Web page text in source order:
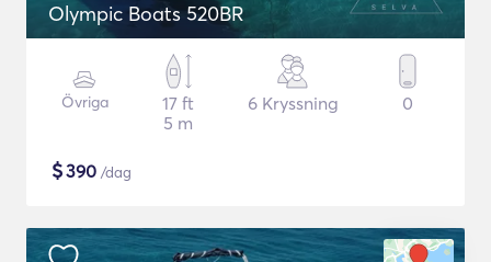
Olympic Boats 520BR
Övriga
17 ft
5 m
6 Kryssning 0
$390 /dag